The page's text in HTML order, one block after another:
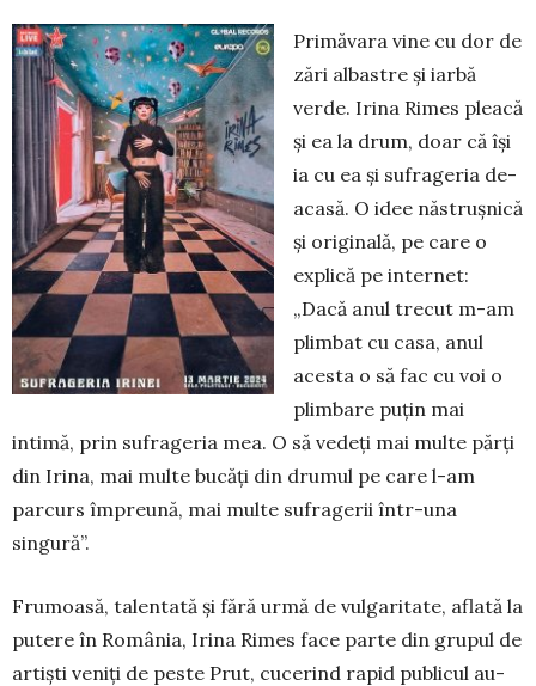
Primăvara vine cu dor de
zări albastre și iarbă
verde. Irina Rimes pleacă
și ea la drum, doar că își
ia cu ea și sufrageria de-
acasă. O idee năs­trușnică
și originală, pe care o
explică pe internet:
„Dacă anul trecut m-am
plimbat cu casa, anul
acesta o să fac cu voi o
plimbare puţin mai
intimă, prin sufrageria mea. O să vedeţi mai multe părți
din Irina, mai multe bucăți din drumul pe care l-am
parcurs împreună, mai multe sufragerii într-una
singură”.
Frumoasă, talentată și fără urmă de vulgaritate, aflată la
putere în România, Irina Rimes face parte din grupul de
artiști ve­niți de peste Prut, cuce­rind ra­pid publicul au­